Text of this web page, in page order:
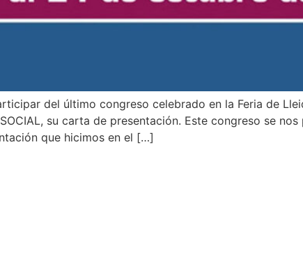
del último congreso celebrado en la Feria de
su carta de presentación. Este congreso se
que hicimos en el […]